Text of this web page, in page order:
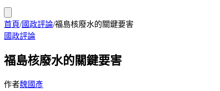
首頁/國政評論/福島核廢水的關鍵要害
國政評論
福島核廢水的關鍵要害
作者魏國彥